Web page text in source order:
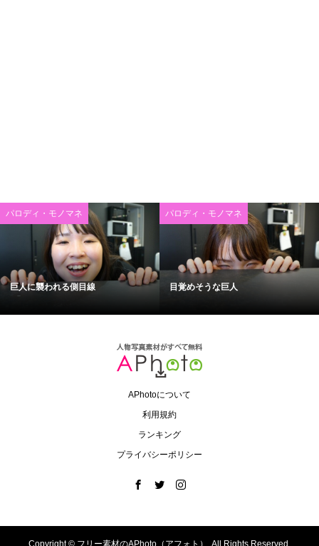
パロディ・モノマネ
巨人に襲われる側目線
パロディ・モノマネ
目覚めそうな巨人
APhotoについて
利用規約
ランキング
プライバシーポリシー